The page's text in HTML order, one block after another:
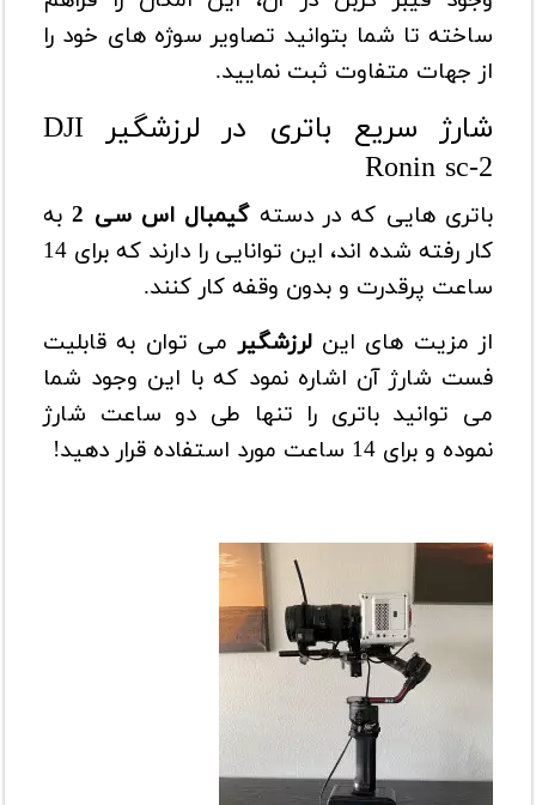
ساخته تا شما بتوانید تصاویر سوژه های خود را
از جهات متفاوت ثبت نمایید.
شارژ سریع باتری در لرزشگیر DJI
Ronin sc-2
باتری هایی که در دستهگیمبال اس سی 2
به
کار رفته شده اند، این توانایی را دارند که برای 14
ساعت پرقدرت و بدون وقفه کار کنند.
از مزیت های اینلرزشگیر می توان به قابلیت
فست شارژ آن اشاره نمود که با این وجود شما
می توانید باتری را تنها طی دو ساعت شارژ
نموده و برای 14 ساعت مورد استفاده قرار دهید!